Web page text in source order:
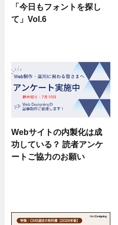
「今日もフォントを探し
て」Vol.6
Webサイトの内製化は成
功している？ 読者アンケ
ートご協力のお願い